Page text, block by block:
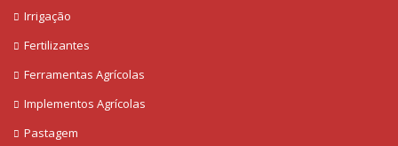
Irrigação
Fertilizantes
Ferramentas Agrícolas
Implementos Agrícolas
Pastagem